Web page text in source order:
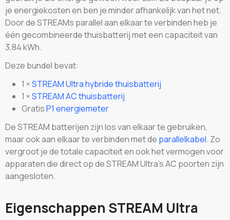
je energiekosten en ben je minder afhankelijk van het net.
Door de STREAMs parallel aan elkaar te verbinden heb je
één gecombineerde thuisbatterij met een capaciteit van
3,84 kWh.
Deze bundel bevat:
1 ×STREAM Ultra hybride thuisbatterij
1 ×STREAM AC thuisbatterij
GratisP1 energiemeter
De STREAM batterijen zijn los van elkaar te gebruiken,
maar ook aan elkaar te verbinden met de parallelkabel. Zo
vergroot je de totale capaciteit en ook het vermogen voor
apparaten die direct op de STREAM Ultra's AC poorten zijn
aangesloten.
Eigenschappen STREAM Ultra